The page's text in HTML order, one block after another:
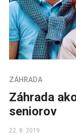
ZÁHRADA
Záhrada
seniorov
22. 8. 2019